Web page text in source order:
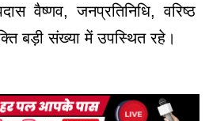
वैष्णव, जनप्रतिनिधि, वरिष्ठ
बड़ी संख्या में उपस्थित रहे।